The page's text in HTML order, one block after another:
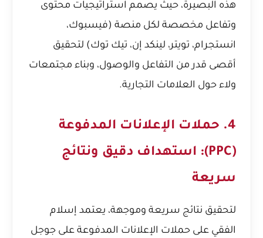
هذه البصيرة، حيث يصمم استراتيجيات محتوى
وتفاعل مخصصة لكل منصة (فيسبوك،
انستجرام، تويتر، لينكد إن، تيك توك) لتحقيق
أقصى قدر من التفاعل والوصول، وبناء مجتمعات
ولاء حول العلامات التجارية.
4. حملات الإعلانات المدفوعة
(PPC): استهداف دقيق ونتائج
سريعة
لتحقيق نتائج سريعة وموجهة، يعتمد إسلام
الفقي على حملات الإعلانات المدفوعة على جوجل